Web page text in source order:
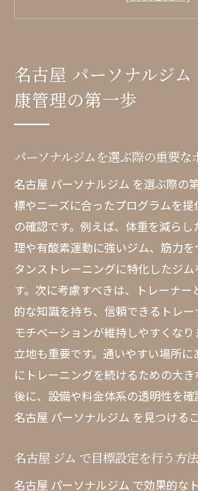
健康管理を始めるための
ン
パーソナルジムでのトレーニ
気の理由
名古屋 ジム が提供する
パーソナルジムと他のフ
違い
人気の背景にあるフィッ
名古屋の多様なトレーニ
法
トレーニングの効果を最
地域に密着したサービス
リット
名古屋 パーソナルジ
康管理の第一歩
パーソナルジムを選ぶ際の重要な
名古屋 パーソナルジム を選ぶ際の
標やニーズに合ったプログラムを
の確認です。例えば、体重を減ら
理や有酸素運動に強いジム、筋力
タンストレーニングに特化したジ
す。次に考慮すべきは、トレーナー
的な知識を持ち、信頼できるトレー
モチベーションが維持しやすくな
立地も重要です。通いやすい場所
にトレーニングを続けるための大
後に、設備や料金体系の透明性を
名古屋 パーソナルジム を見つける
名古屋 ジム で目標設定を行う方法
名古屋 パーソナルジム で効果的な